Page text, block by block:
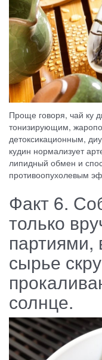
Проще говоря, чай ку
тонизирующим,
детоксикационным,
кудин нормализует
липидный обмен и
противоопухолевым
Факт 6.
только
партиями,
сырье
солнце.